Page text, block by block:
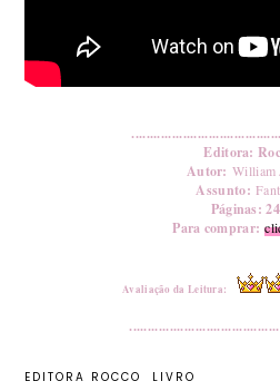
Editora:
Autor:William
Assunto:
Páginas:
Para comprar:
Avaliação da Leitura:
EDITORA ROCCO LIVRO